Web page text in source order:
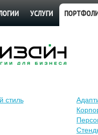
УСЛУГИ
стиль